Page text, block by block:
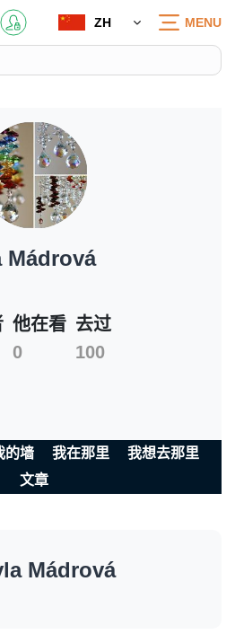
ZH MENU
Mádrová
他在看
0
去过
100
的墙 我在那里
我想去那里
文章
Mádrová